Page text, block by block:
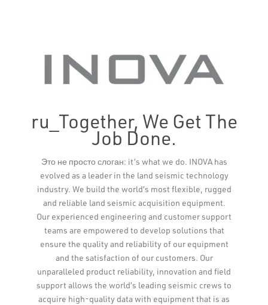
ru_Together, We Get The
Job Done.
Это не просто слоган: it’s what we do. INOVA has
evolved as a leader in the land seismic technology
industry. We build the world’s most flexible, rugged
and reliable land seismic acquisition equipment.
Our experienced engineering and customer support
teams are empowered to develop solutions that
ensure the quality and reliability of our equipment
and the satisfaction of our customers. Our
unparalleled product reliability, innovation and field
support allows the world’s leading seismic crews to
acquire high-quality data with equipment that is as